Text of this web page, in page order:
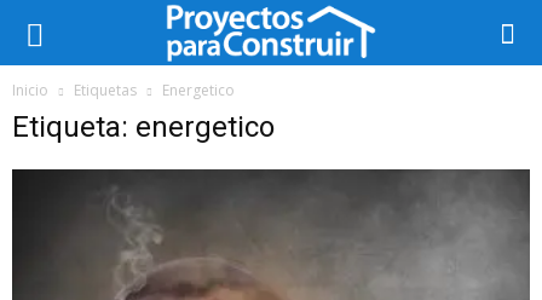
Inicio Etiquetas Energetico
Etiqueta: energetico